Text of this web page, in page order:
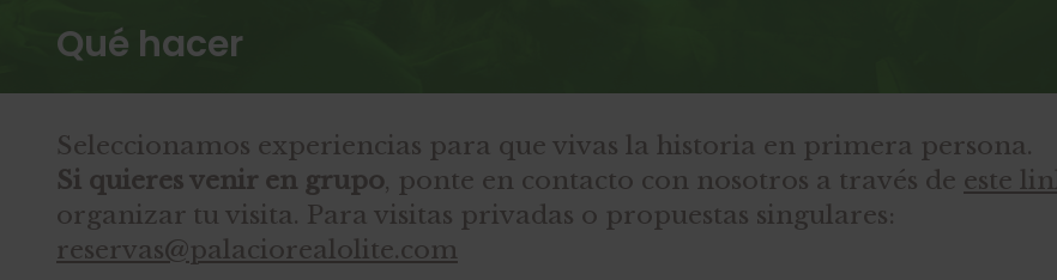
Qué hacer
Seleccionamos experiencias para que vivas la historia en primera persona.
Si quieres venir en grupo, ponte en contacto con nosotros a través de este
organizar tu visita. Para visitas privadas o propuestas singulares:
reservas@palaciorealolite.com